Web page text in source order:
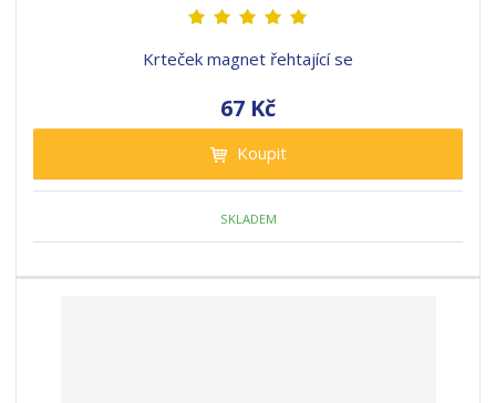
Krteček magnet řehtající se
67 Kč
Koupit
SKLADEM